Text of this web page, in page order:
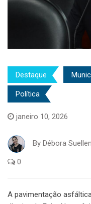
Destaque
Política
janeiro 10, 2026
By Débora Suellen
0
A pavimentação